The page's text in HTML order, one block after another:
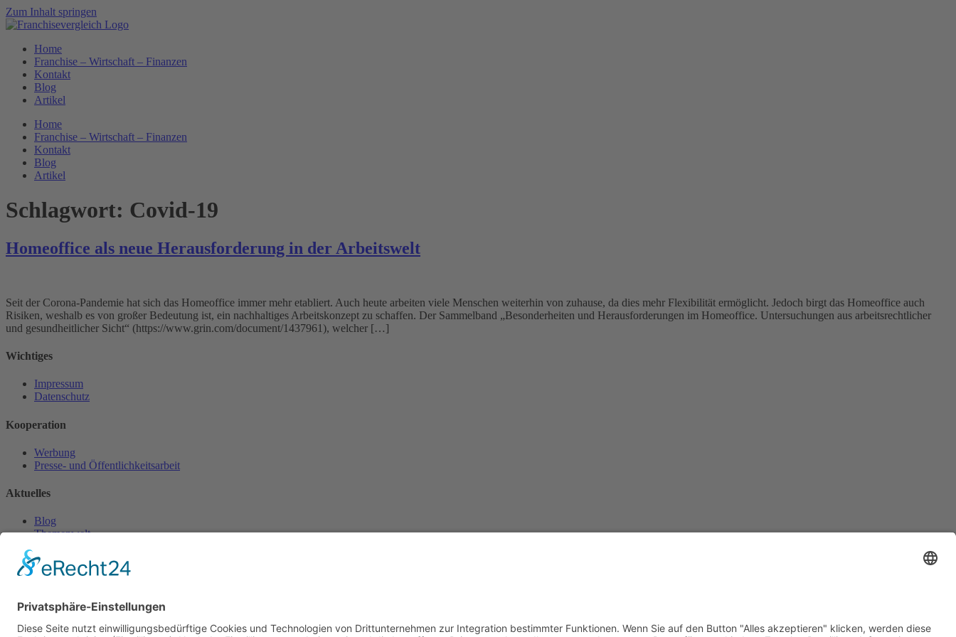
Zum Inhalt springen
Home
Franchise – Wirtschaft – Finanzen
Kontakt
Blog
Artikel
Home
Franchise – Wirtschaft – Finanzen
Kontakt
Blog
Artikel
Schlagwort: Covid-19
Homeoffice als neue Herausforderung in der Arbeitswelt
Seit der Corona-Pandemie hat sich das Homeoffice immer mehr etabliert. Auch heute arbeiten viele Menschen weiterhin von zuhause, da dies mehr Flexibilität ermöglicht. Jedoch birgt das Homeoffice auch
Risiken, weshalb es von großer Bedeutung ist, ein nachhaltiges Arbeitskonzept zu schaffen. Der Sammelband „Besonderheiten und Herausforderungen im Homeoffice. Untersuchungen aus arbeitsrechtlicher
und gesundheitlicher Sicht“ (https://www.grin.com/document/1437961), welcher […]
Wichtiges
Impressum
Datenschutz
Kooperation
Werbung
Presse- und Öffentlichkeitsarbeit
Aktuelles
Blog
Themenwelt
Zertifikat
© 2023 Franchisevergleich.eu